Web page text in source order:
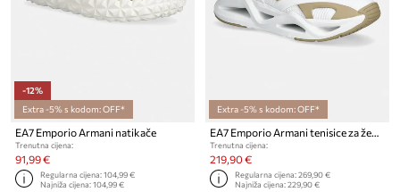
-12%
Extra -5% s kodom: OFF*
EA7 Emporio Armani natikače
Trenutna cijena:
91,99 €
Regularna cijena:104,99 €
Najniža cijena:104,99 €
Extra -5% s kodom: OFF*
EA7 Emporio Armani tenisice za žene
Trenutna cijena:
219,90 €
Regularna cijena:269,90 €
Najniža cijena:229,90 €